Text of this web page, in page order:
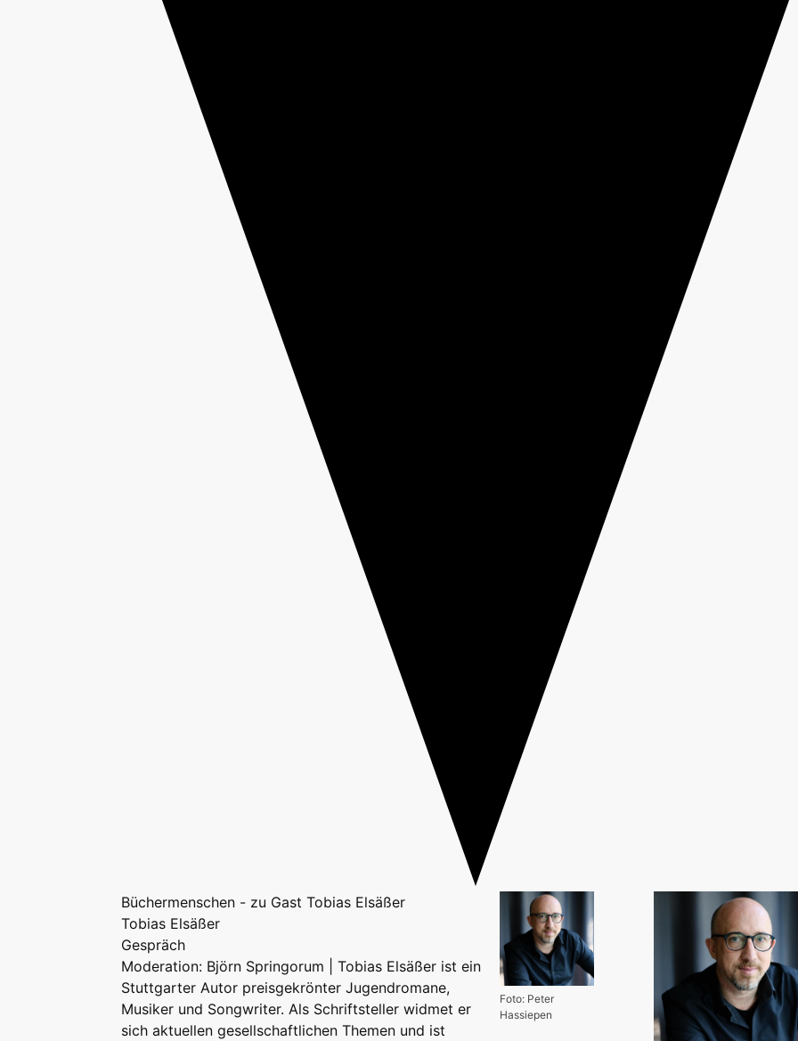
Foto: Peter
Hassiepen
Büchermenschen - zu Gast Tobias Elsäßer
Tobias Elsäßer
Gespräch
Moderation: Björn Springorum | Tobias Elsäßer ist ein
Stuttgarter Autor preisgekrönter Jugendromane,
Musiker und Songwriter. Als Schriftsteller widmet er
sich aktuellen gesellschaftlichen Themen und ist